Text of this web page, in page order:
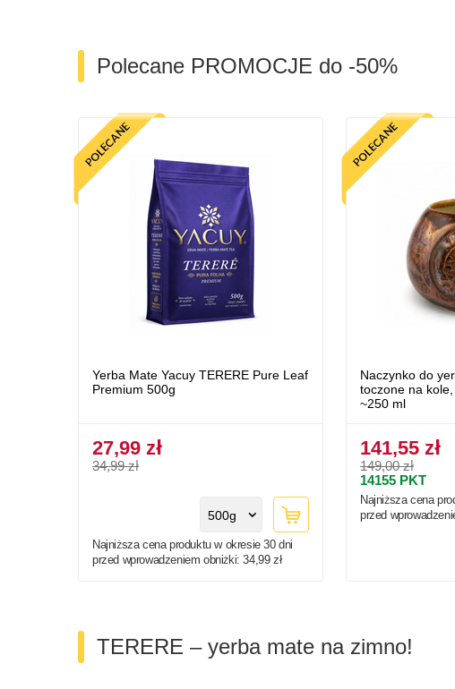
Polecane PROMOCJE do -50%
Yerba Mate Yacuy TERERE Pure Leaf
Premium 500g
27,99 zł
34,99 zł
500g
Najniższa cena produktu w okresie 30 dni
przed wprowadzeniem obniżki:34,99 zł
Naczynko do
toczone na
~250 ml
141,55 zł
149,00 zł
14155 PKT
Najniższa cena
przed
TERERE – yerba mate na zimno!